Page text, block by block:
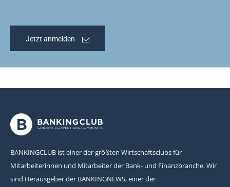
Jetzt anmelden
BANKINGCLUB ist einer der größten Wirtschaftsclubs für
Mitarbeiterinnen und Mitarbeiter der Bank- und Finanzbranche. Wir
sind Herausgeber der BANKINGNEWS, einer der